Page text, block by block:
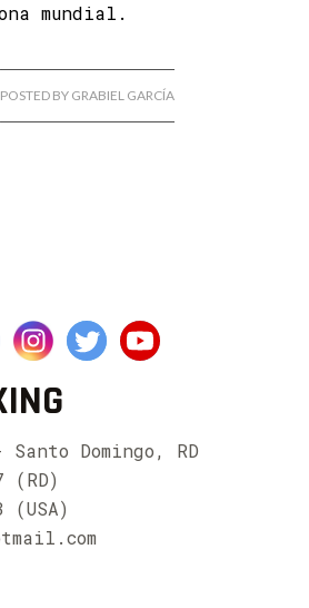
mundial.
POSTED BY GRABIEL GARCÍA
Domingo, RD
(RD)
(USA)